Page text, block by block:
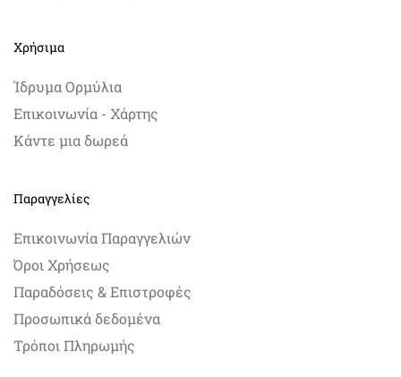
Χρήσιμα
Ίδρυμα Ορμύλια
Επικοινωνία - Χάρτης
Κάντε μια δωρεά
Παραγγελίες
Επικοινωνία Παραγγελιών
Όροι Χρήσεως
Παραδόσεις & Επιστροφές
Προσωπικά δεδομένα
Τρόποι Πληρωμής